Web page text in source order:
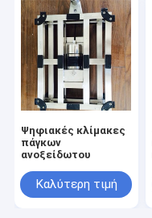
Ψηφιακές κλίμακες
πάγκων
ανοξείδωτου
Καλύτερη τιμή